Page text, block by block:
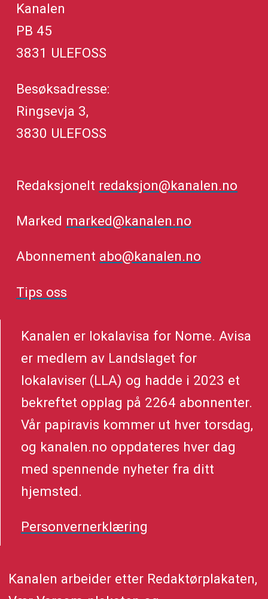
Kanalen
PB 45
3831 ULEFOSS
Besøksadresse:
Ringsevja 3,
3830 ULEFOSS
Redaksjonelt redaksjon@kanalen.no
Marked marked@kanalen.no
Abonnement abo@kanalen.no
Tips oss
Kanalen er lokalavisa for Nome. Avisa
er medlem av Landslaget for
lokalaviser (LLA) og hadde i 2023 et
bekreftet opplag på 2264 abonnenter.
Vår papiravis kommer ut hver torsdag,
og kanalen.no oppdateres hver dag
med spennende nyheter fra ditt
hjemsted.
Personvernerklæring
Kanalen arbeider etter Redaktørplakaten,